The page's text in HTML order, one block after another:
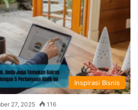
Inspirasi Bisnis
27, 2025 116